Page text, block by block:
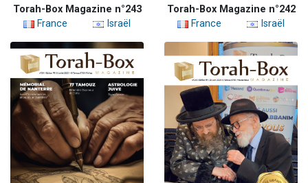
Torah-Box Magazine n°243
France
Israël
Torah-Box Magazine n°242
France
Israël